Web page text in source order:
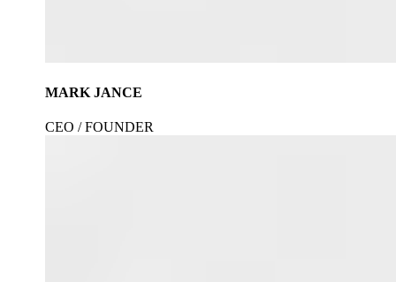
MARK JANCE
CEO / FOUNDER